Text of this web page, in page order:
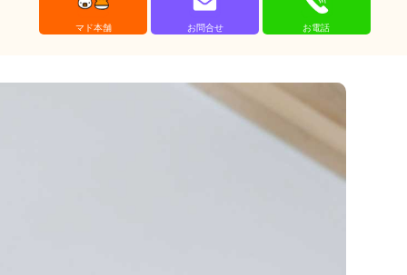
マド本舗 お問合せ お電話